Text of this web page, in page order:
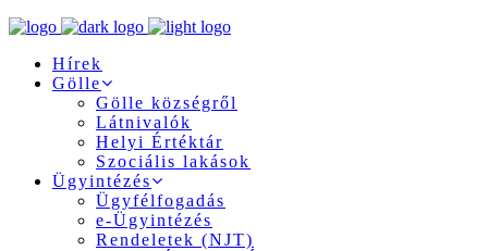
Hírek
Gölle
Gölle községről
Látnivalók
Helyi Értéktár
Szociális lakások
Ügyintézés
Ügyfélfogadás
e-Ügyintézés
Rendeletek (NJT)